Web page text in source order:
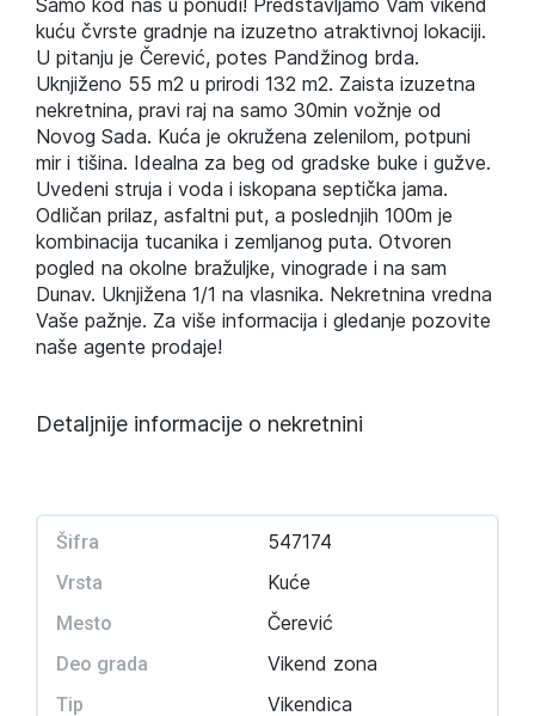
Samo kod nas u ponudi! Predstavljamo Vam vikend
kuću čvrste gradnje na izuzetno atraktivnoj lokaciji.
U pitanju je Čerević, potes Pandžinog brda.
Uknjiženo 55 m2 u prirodi 132 m2. Zaista izuzetna
nekretnina, pravi raj na samo 30min vožnje od
Novog Sada. Kuća je okružena zelenilom, potpuni
mir i tišina. Idealna za beg od gradske buke i gužve.
Uvedeni struja i voda i iskopana septička jama.
Odličan prilaz, asfaltni put, a poslednjih 100m je
kombinacija tucanika i zemljanog puta. Otvoren
pogled na okolne bražuljke, vinograde i na sam
Dunav. Uknjižena 1/1 na vlasnika. Nekretnina vredna
Vaše pažnje. Za više informacija i gledanje pozovite
naše agente prodaje!
Detaljnije informacije o nekretnini
Šifra 547174
Vrsta Kuće
Mesto Čerević
Deo grada Vikend zona
Tip Vikendica